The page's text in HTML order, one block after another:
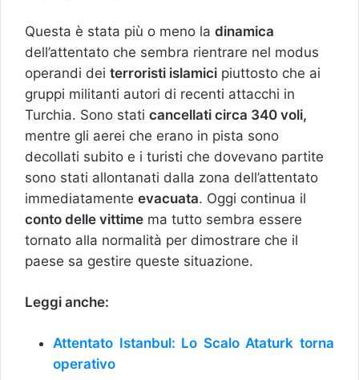
Questa è stata più o meno la dinamica
dell’attentato che sembra rientrare nel modus
operandi dei terroristi islamici piuttosto che ai
gruppi militanti autori di recenti attacchi in
Turchia. Sono stati cancellati circa 340 voli,
mentre gli aerei che erano in pista sono
decollati subito e i turisti che dovevano partite
sono stati allontanati dalla zona dell’attentato
immediatamente evacuata. Oggi continua il
conto delle vittime ma tutto sembra essere
tornato alla normalità per dimostrare che il
paese sa gestire queste situazione.
Leggi anche:
Attentato Istanbul: Lo Scalo Ataturk torna
operativo